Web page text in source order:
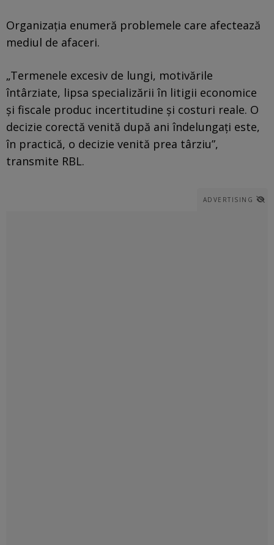
Organizația enumeră problemele care afectează
mediul de afaceri.
„Termenele excesiv de lungi, motivările
întârziate, lipsa specializării în litigii economice
și fiscale produc incertitudine și costuri reale. O
decizie corectă venită după ani îndelungați este,
în practică, o decizie venită prea târziu”,
transmite RBL.
ADVERTISING